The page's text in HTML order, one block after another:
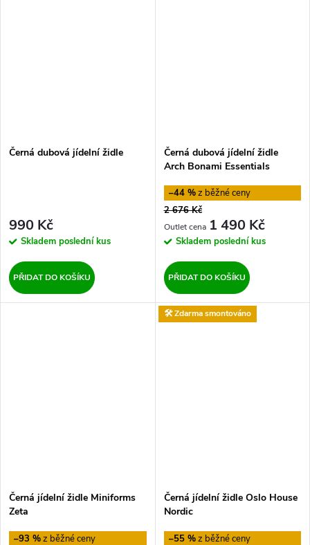
Černá dubová jídelní židle
990 Kč
Skladem poslední kus
PŘIDAT DO KOŠÍKU
Černá dubová jídelní židle
Arch Bonami Essentials
–44 %
2 676 Kč
1 490 Kč
Skladem poslední kus
PŘIDAT DO KOŠÍKU
Černá jídelní židle Miniforms
Zeta
–93 %
🛠️ Zdarma smontováno
Černá jídelní židle Oslo House
Nordic
–55 %